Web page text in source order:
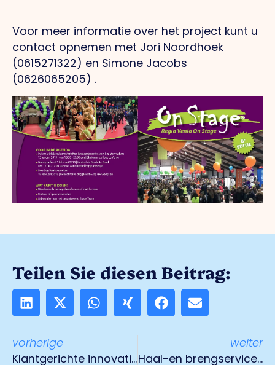
Voor meer informatie over het project kunt u
contact opnemen met Jori Noordhoek
(0615271322) en Simone Jacobs
(0626065205) .
Teilen Sie diesen Beitrag:
vorherige
Klantgerichte innovatie bij Theater de Maaspoort
weiter
Haal-en brengservice succesvol initiatief van Ondernemend Venlo